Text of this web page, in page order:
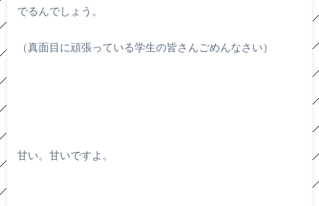
でるんでしょう。
（真面目に頑張っている学生の皆さんごめんなさい）
甘い。甘いですよ。